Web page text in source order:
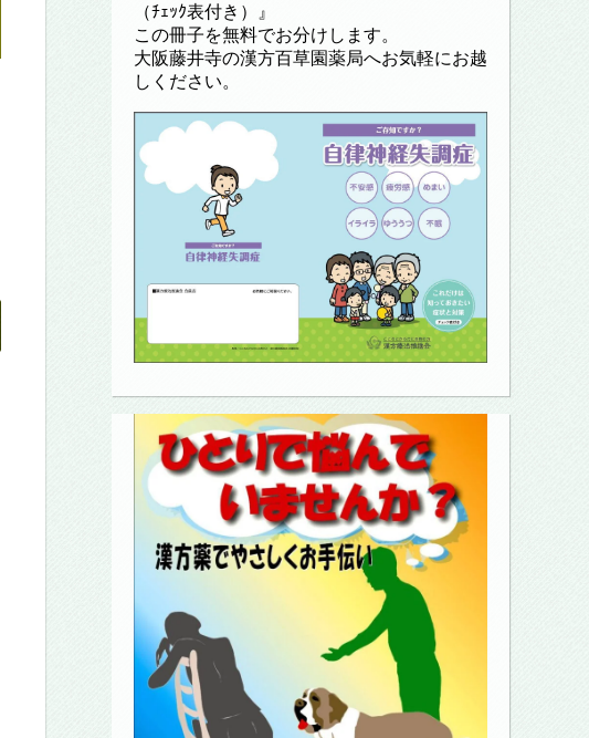
（ﾁｪｯｸ表付き）』
この冊子を無料でお分けします。
大阪藤井寺の漢方百草園薬局へお気軽にお越
しください。